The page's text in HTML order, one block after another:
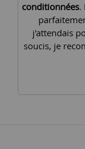
conditionnées.
j'attendais
soucis, je